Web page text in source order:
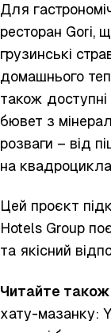
Для
ресторан Gori,
грузинські
домашнього
також
бювет з
розваги – від
на
Цей проєкт
Hotels Group
та якісний
Читайте
хату-мазанку: